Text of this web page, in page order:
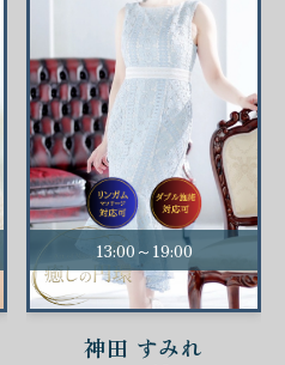
13:00～19:00
神田 すみれ